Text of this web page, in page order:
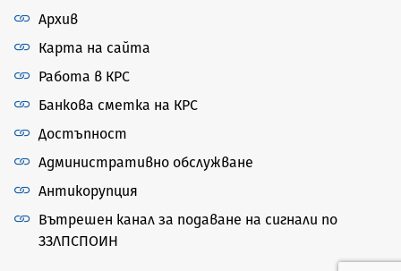
Архив
Карта на сайта
Работа в КРС
Банкова сметка на КРС
Достъпност
Административно обслужване
Антикорупция
Вътрешен канал за подаване на сигнали по
ЗЗЛПСПОИН